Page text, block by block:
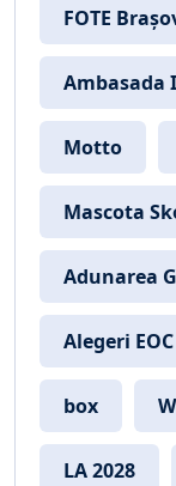
FOTE
Ambasada
Motto
Mascota
Adunarea
Alegeri EOC
box
LA 2028